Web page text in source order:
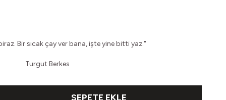
Bir sıcak çay ver bana, işte yine bitti yaz."
Turgut Berkes
SEPETE EKLE